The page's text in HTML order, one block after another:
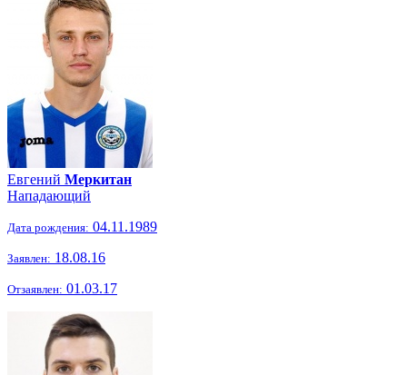
Евгений Меркитан
Нападающий
Дата рождения: 04.11.1989
Заявлен: 18.08.16
Отзаявлен: 01.03.17